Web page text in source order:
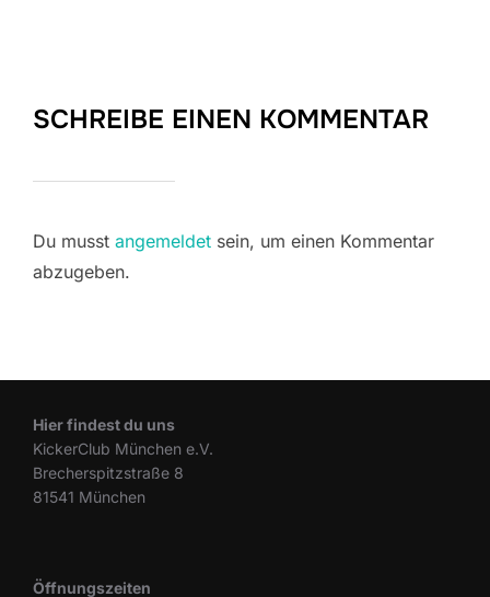
SCHREIBE EINEN KOMMENTAR
Du musst angemeldet sein, um einen Kommentar
abzugeben.
Hier findest du uns
KickerClub München e.V.
Brecherspitzstraße 8
81541 München
Öffnungszeiten